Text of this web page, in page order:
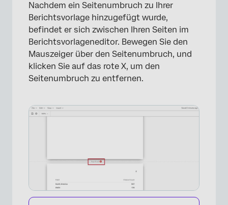
Nachdem ein Seitenumbruch zu Ihrer
Berichtsvorlage hinzugefügt wurde,
befindet er sich zwischen Ihren Seiten im
Berichtsvorlageneditor. Bewegen Sie den
Mauszeiger über den Seitenumbruch, und
klicken Sie auf das rote X, um den
Seitenumbruch zu entfernen.